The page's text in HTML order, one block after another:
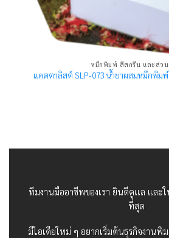
หมึกพิมพ์ สีสกรีน และส่ว
แคตตาลิสต์ SLP-073 น้ำยาผสมหมึกพิมพ์
ทีมงานมืออาชีพของเรา ยินดีดูเเล และ
ที่สุด
มีไอเดียใหม่ ๆ อยากเริ่มต้นธุรกิจงานพิ